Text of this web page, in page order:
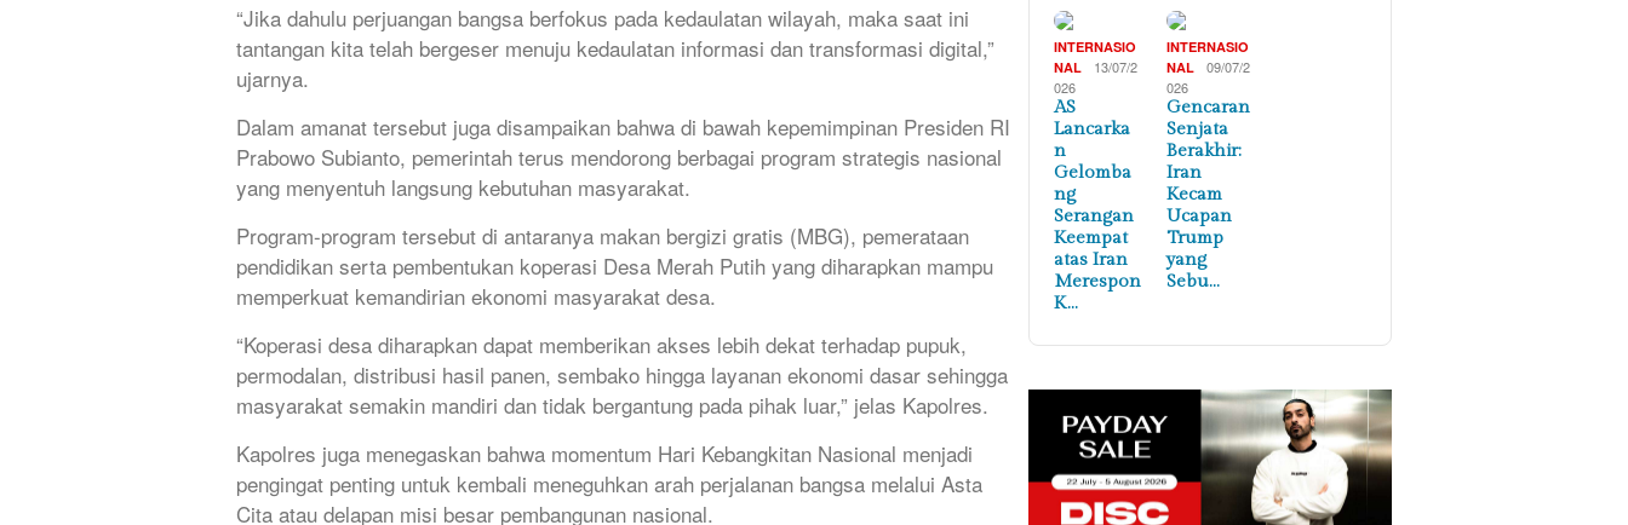
“Jika dahulu perjuangan bangsa berfokus pada kedaulatan wilayah, maka saat ini
tantangan kita telah bergeser menuju kedaulatan informasi dan transformasi digital,”
ujarnya.
Dalam amanat tersebut juga disampaikan bahwa di bawah kepemimpinan Presiden RI
Prabowo Subianto, pemerintah terus mendorong berbagai program strategis nasional
yang menyentuh langsung kebutuhan masyarakat.
Program-program tersebut di antaranya makan bergizi gratis (MBG), pemerataan
pendidikan serta pembentukan koperasi Desa Merah Putih yang diharapkan mampu
memperkuat kemandirian ekonomi masyarakat desa.
“Koperasi desa diharapkan dapat memberikan akses lebih dekat terhadap pupuk,
permodalan, distribusi hasil panen, sembako hingga layanan ekonomi dasar sehingga
masyarakat semakin mandiri dan tidak bergantung pada pihak luar,” jelas Kapolres.
Kapolres juga menegaskan bahwa momentum Hari Kebangkitan Nasional menjadi
pengingat penting untuk kembali meneguhkan arah perjalanan bangsa melalui Asta
Cita atau delapan misi besar pembangunan nasional.
INTERNASIO
NAL
13/07/2
026
AS
Lancarka
n
Gelomba
ng
Serangan
Keempat
atas Iran
Merespon
K…
INTERNASIO
NAL
09/07/2
026
Gencaran
Senjata
Berakhir:
Iran
Kecam
Ucapan
Trump
yang
Sebu…